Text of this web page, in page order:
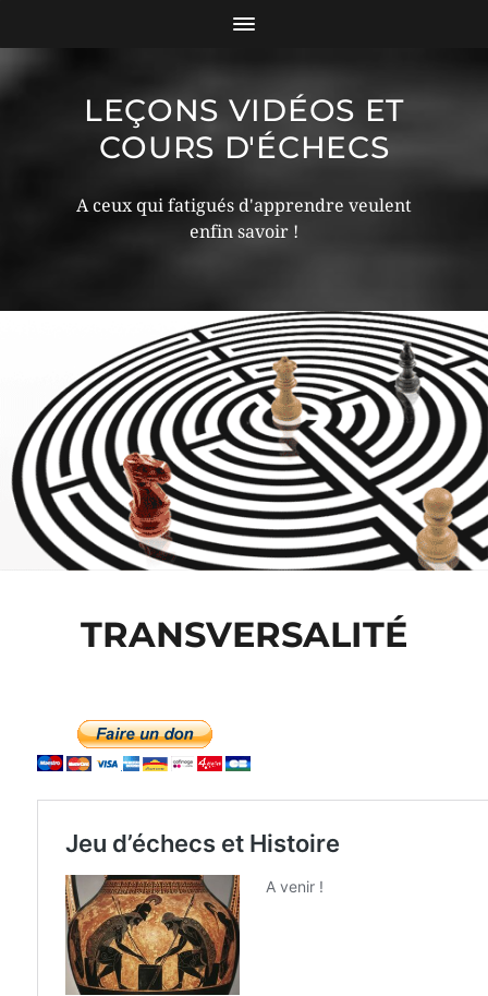
LEÇONS VIDÉOS ET
COURS D'ÉCHECS
A ceux qui fatigués d'apprendre veulent
enfin savoir !
TRANSVERSALITÉ